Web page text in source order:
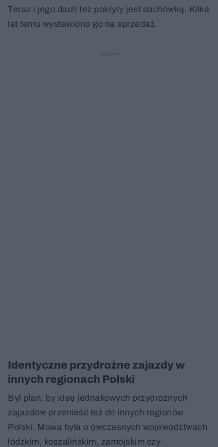
Teraz i jego dach też pokryty jest dachówką. Kilka
lat temu wystawiono go na sprzedaż.
Identyczne przydrożne zajazdy w
innych regionach Polski
Był plan, by ideę jednakowych przydrożnych
zajazdów przenieść też do innych regionów
Polski. Mowa była o ówczesnych województwach
łódzkim, koszalińskim, zamojskim czy